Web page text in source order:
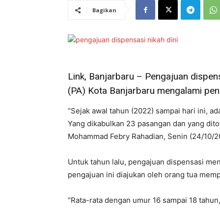
Bagikan
Link, Banjarbaru – Pengajuan
(PA) Kota Banjarbaru mengalami
“Sejak awal tahun (2022) sampai hari ini,
Yang dikabulkan 23 pasangan dan yang
Mohammad Febry Rahadian, Senin (24/10/
Untuk tahun lalu, pengajuan dispensasi
pengajuan ini diajukan oleh orang tua
“Rata-rata dengan umur 16 sampai 18